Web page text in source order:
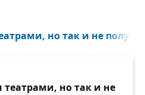
но так и не
но так и не